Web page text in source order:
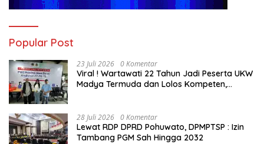
Popular Post
23 Juli 2026 0 Komentar
Viral ! Wartawati 22 Tahun Jadi Peserta UKW
Madya Termuda dan Lolos Kompeten,
28 Juli 2026 0 Komentar
Lewat RDP DPRD Pohuwato, DPMPTSP : Izin
Tambang PGM Sah Hingga 2032